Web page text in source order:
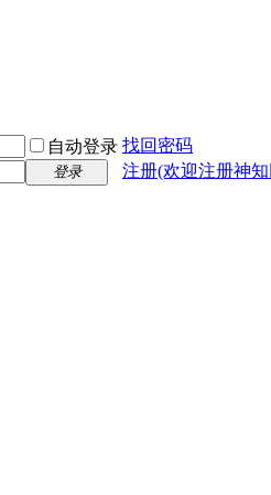
自动登录 找回密码
登录 注册(欢迎注册神